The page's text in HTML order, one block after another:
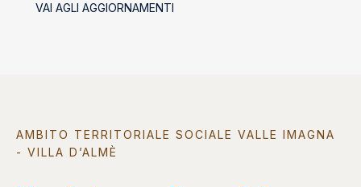
VAI AGLI AGGIORNAMENTI
AMBITO TERRITORIALE SOCIALE VALLE IMAGNA
- VILLA D’ALMÈ